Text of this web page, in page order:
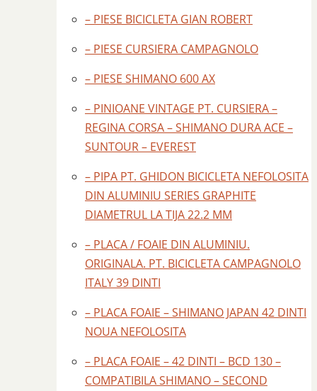
– PIESE BICICLETA GIAN ROBERT
– PIESE CURSIERA CAMPAGNOLO
– PIESE SHIMANO 600 AX
– PINIOANE VINTAGE PT. CURSIERA –
REGINA CORSA – SHIMANO DURA ACE –
SUNTOUR – EVEREST
– PIPA PT. GHIDON BICICLETA NEFOLOSITA
DIN ALUMINIU SERIES GRAPHITE
DIAMETRUL LA TIJA 22.2 MM
– PLACA / FOAIE DIN ALUMINIU.
ORIGINALA. PT. BICICLETA CAMPAGNOLO
ITALY 39 DINTI
– PLACA FOAIE – SHIMANO JAPAN 42 DINTI
NOUA NEFOLOSITA
– PLACA FOAIE – 42 DINTI – BCD 130 –
COMPATIBILA SHIMANO – SECOND